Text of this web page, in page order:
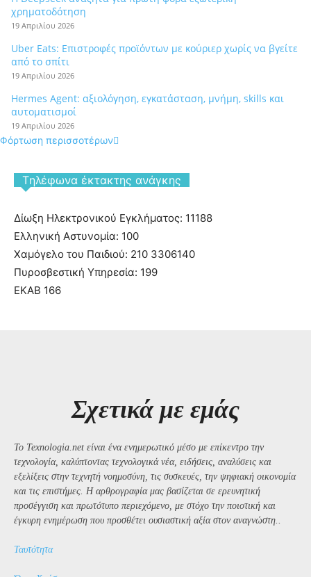
χρηματοδότηση
19 Απριλίου 2026
Uber Eats: Επιστροφές προϊόντων με κούριερ χωρίς να βγείτε
από το σπίτι
19 Απριλίου 2026
Hermes Agent: αξιολόγηση, εγκατάσταση, μνήμη, skills και
αυτοματισμοί
19 Απριλίου 2026
Φόρτωση περισσοτέρων
Tηλέφωνα έκτακτης ανάγκης
Δίωξη Ηλεκτρονικού Εγκλήματος: 11188
Ελληνική Αστυνομία: 100
Χαμόγελο του Παιδιού: 210 3306140
Πυροσβεστική Υπηρεσία: 199
ΕΚΑΒ 166
Σχετικά με εμάς
Το Texnologia.net είναι ένα ενημερωτικό μέσο με επίκεντρο την
τεχνολογία, καλύπτοντας τεχνολογικά νέα, ειδήσεις, αναλύσεις και
εξελίξεις στην τεχνητή νοημοσύνη, τις συσκευές, την ψηφιακή οικονομία
και τις επιστήμες. Η αρθρογραφία μας βασίζεται σε ερευνητική
προσέγγιση και πρωτότυπο περιεχόμενο, με στόχο την ποιοτική και
έγκυρη ενημέρωση που προσθέτει ουσιαστική αξία στον αναγνώστη..
Ταυτότητα